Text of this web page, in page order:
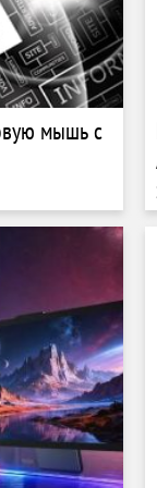
мышь с